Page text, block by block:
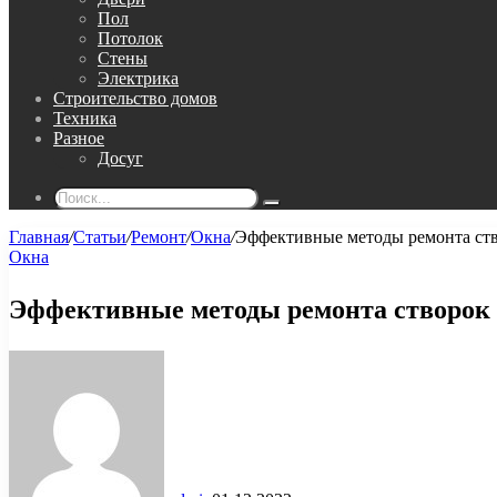
Пол
Потолок
Стены
Электрика
Строительство домов
Техника
Разное
Досуг
Поиск...
Главная/Статьи/Ремонт/Окна/Эффективные методы ремонта
Окна
Эффективные методы ремонта